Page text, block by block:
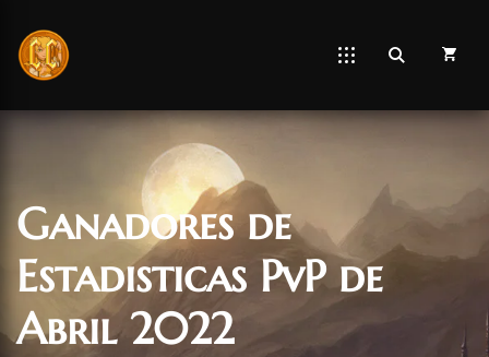
Ganadores de
Estadisticas PvP de
Abril 2022